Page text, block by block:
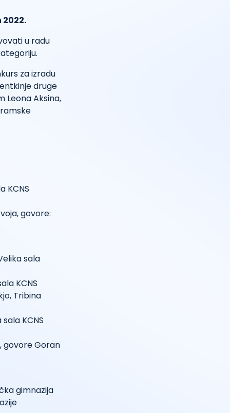
u radu
za izradu
druge
Leona Aksina,
KCNS
govore:
sala
KCNS
Tribina
KCNS
govore Goran
gimnazija